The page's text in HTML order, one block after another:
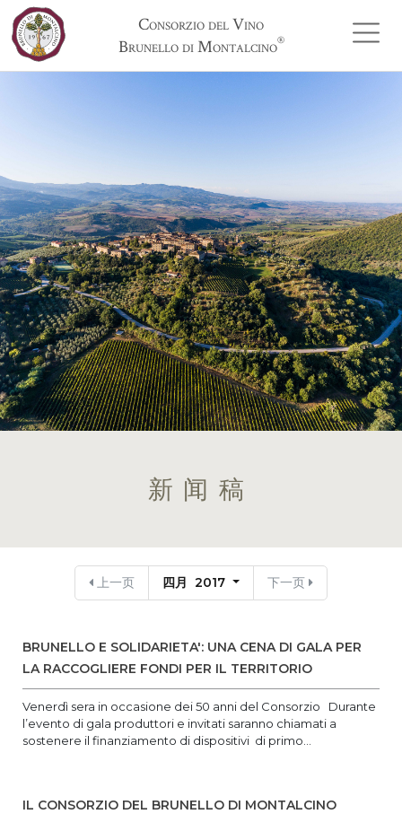
Consorzio del Vino
Brunello di Montalcino®
新闻稿
上一页 四月 2017 下一页
BRUNELLO E SOLIDARIETA': UNA CENA DI GALA PER
LA RACCOGLIERE FONDI PER IL TERRITORIO
Venerdì sera in occasione dei 50 anni del Consorzio Durante
l’evento di gala produttori e invitati saranno chiamati a
sostenere il finanziamento di dispositivi di primo...
IL CONSORZIO DEL BRUNELLO DI MONTALCINO